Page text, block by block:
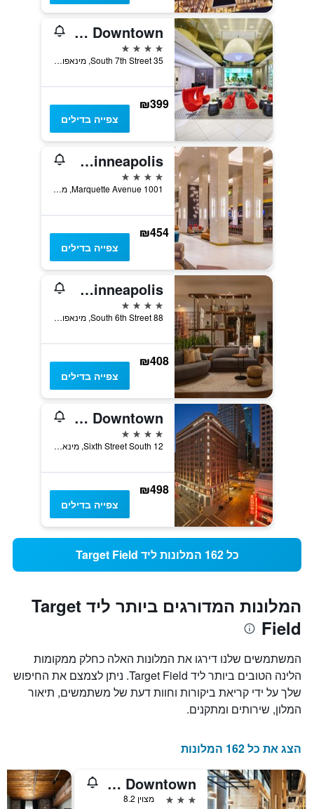
The Royal Sonesta Minneapolis Downtown
4 כוכבים
35 South 7th Street, מינאפוליס, MN, ארצות הברית
₪399
צפייה בדילים
Hilton Minneapolis
4 כוכבים
1001 Marquette Avenue, מינאפוליס, MN, ארצות הברית
₪454
צפייה בדילים
The Westin Minneapolis
4 כוכבים
88 South 6th Street, מינאפוליס, MN, ארצות הברית
₪408
צפייה בדילים
Embassy Suites by Hilton Minneapolis Downtown
4 כוכבים
12 Sixth Street South, מינאפוליס, MN, ארצות הברית
₪498
צפייה בדילים
כל 162 המלונות ליד Target Field
המלונות המדורגים ביותר ליד Target
Field
המשתמשים שלנו דירגו את המלונות האלה כחלק ממקומות
הלינה הטובים ביותר ליד Target Field. ניתן לצמצם את החיפוש
שלך על ידי קריאת ביקורות וחוות דעת של משתמשים, תיאור
המלון, שירותים ומתקנים.
הצג את כל 162 המלונות
Moxy Minneapolis Downtown
3 כוכבים
מצוין 8.2